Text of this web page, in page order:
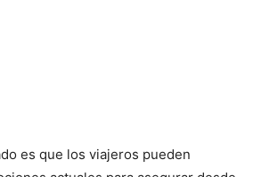
es que los viajeros pueden